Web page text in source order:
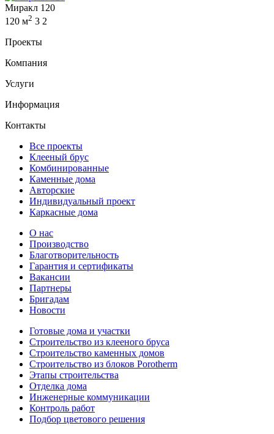
Миракл 120
120 м2 3 2
Проекты
Компания
Услуги
Информация
Контакты
Все проекты
Клееный брус
Комбинированные
Каменные дома
Авторские
Индивидуальный проект
Каркасные дома
О нас
Производство
Благотворительность
Гарантия и сертификаты
Вакансии
Партнеры
Бригадам
Новости
Готовые дома и участки
Строительство из клееного бруса
Строительство каменных домов
Строительство из блоков Porotherm
Этапы строительства
Отделка дома
Инженерные коммуникации
Контроль работ
Подбор цветового решения